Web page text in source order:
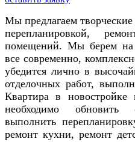
Мы предлагаем
перепланировкой,
помещений. Мы берем на
все современно,
убедится лично в
отделочных работ,
Квартира в
необходимо
выполнить
ремонт кухни, ремонт